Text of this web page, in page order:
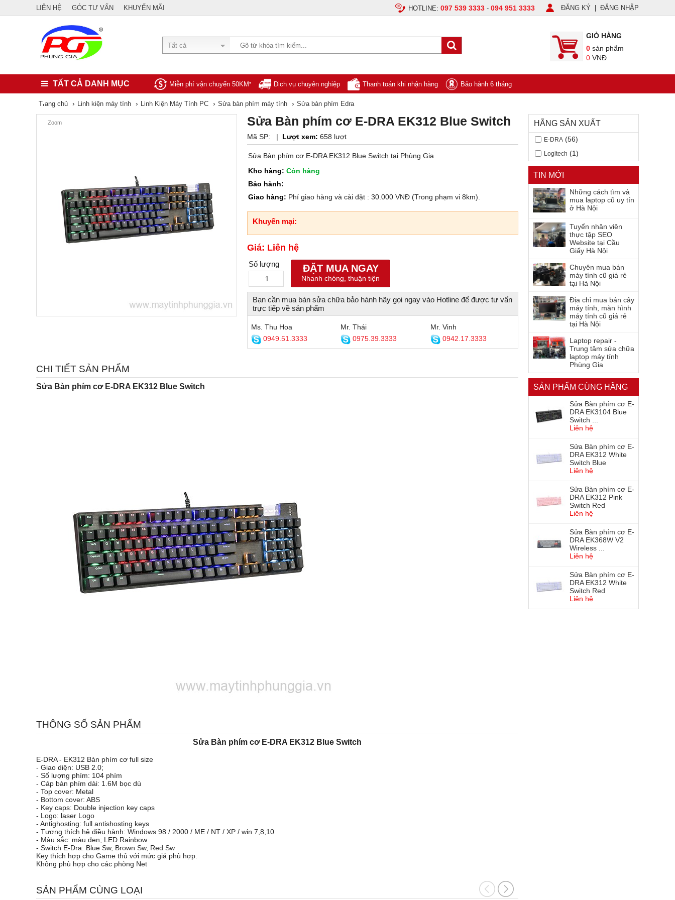
LIÊN HỆ GÓC TƯ VẤN KHUYẾN MÃI HOTLINE: 097 539 3333 - 094 951 3333 ĐĂNG KÝ ĐĂNG NHẬP
Tất cả
GIỎ HÀNG
0 sản phẩm
0 VNĐ
TẤT CẢ DANH MỤC Miễn phí vận chuyển 50KM* Dịch vụ chuyên nghiệp Thanh toán khi nhận hàng Bảo hành 6 tháng
Trang chủ › Linh kiện máy tính › Linh Kiện Máy Tính PC › Sửa bàn phím máy tính › Sửa bàn phím Edra
Zoom Sửa Bàn phím cơ E-DRA EK312 Blue Switch
Mã SP: | Lượt xem: 658 lượt
Sửa Bàn phím cơ E-DRA EK312 Blue Switch tại Phùng Gia
Kho hàng: Còn hàng
Bảo hành:
Giao hàng: Phí giao hàng và cài đặt : 30.000 VNĐ (Trong phạm vi 8km).
Khuyến mại:
Giá: Liên hệ
Số lượng ĐẶT MUA NGAY
Nhanh chóng, thuận tiện
Bạn cần mua bán sửa chữa bảo hành hãy gọi ngay vào Hotline để được tư vấn
trực tiếp về sản phẩm
Ms. Thu Hoa
0949.51.3333
Mr. Thái
0975.39.3333
Mr. Vinh
0942.17.3333
CHI TIẾT SẢN PHẨM
Sửa Bàn phím cơ E-DRA EK312 Blue Switch
THÔNG SỐ SẢN PHẨM
Sửa Bàn phím cơ E-DRA EK312 Blue Switch
E-DRA - EK312 Bàn phím cơ full size
- Giao diện: USB 2.0;
- Số lượng phím: 104 phím
- Cáp bàn phím dài: 1.6M bọc dù
- Top cover: Metal
- Bottom cover: ABS
- Key caps: Double injection key caps
- Logo: laser Logo
- Antighosting: full antishosting keys
- Tương thích hệ điều hành: Windows 98 / 2000 / ME / NT / XP / win 7,8,10
- Màu sắc: màu đen; LED Rainbow
- Switch E-Dra: Blue Sw, Brown Sw, Red Sw
Key thích hợp cho Game thủ với mức giá phù hợp.
Không phù hợp cho các phòng Net
SẢN PHẨM CÙNG LOẠI
HÃNG SẢN XUẤT
E-DRA (56)
Logitech (1)
TIN MỚI
Những cách tìm và
mua laptop cũ uy tín
ở Hà Nội
Tuyển nhân viên
thực tập SEO
Website tại Cầu
Giấy Hà Nội
Chuyên mua bán
máy tính cũ giá rẻ
tại Hà Nội
Địa chỉ mua bán cây
máy tính, màn hình
máy tính cũ giá rẻ
tại Hà Nội
Laptop repair -
Trung tâm sửa chữa
laptop máy tính
Phùng Gia
SẢN PHẨM CÙNG HÃNG
Sửa Bàn phím cơ E-
DRA EK3104 Blue
Switch ...
Liên hệ
Sửa Bàn phím cơ E-
DRA EK312 White
Switch Blue
Liên hệ
Sửa Bàn phím cơ E-
DRA EK312 Pink
Switch Red
Liên hệ
Sửa Bàn phím cơ E-
DRA EK368W V2
Wireless ...
Liên hệ
Sửa Bàn phím cơ E-
DRA EK312 White
Switch Red
Liên hệ